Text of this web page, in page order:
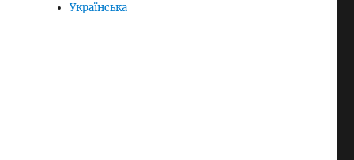
Українська